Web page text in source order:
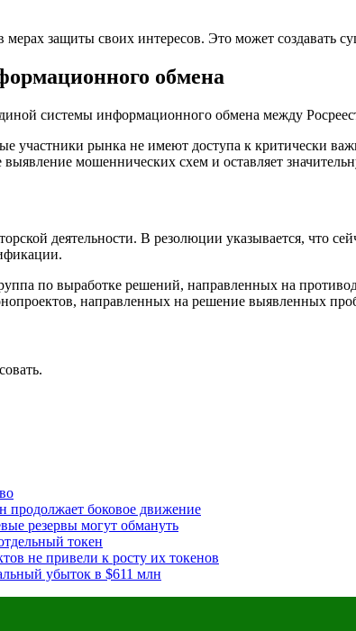
защиты своих интересов. Это может создавать
обмена
системы информационного обмена между
участники рынка не имеют доступа к критически
мошеннических схем и оставляет
деятельности. В резолюции указывается, что
по выработке решений, направленных на
направленных на решение выявленных
продолжает боковое движение
резервы могут обмануть
токен
не привели к росту их токенов
убыток в $611 млн